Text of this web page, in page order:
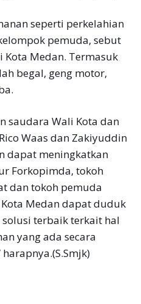
seperti perkelahian
pemuda, sebut
Medan. Termasuk
begal, geng motor,
saudara Wali Kota dan
Waas dan Zakiyuddin
dapat meningkatkan
Forkopimda, tokoh
dan tokoh pemuda
Medan dapat duduk
terbaik terkait hal
yang ada secara